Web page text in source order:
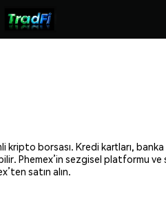
borsası. Kredi kartları,
Phemex’in sezgisel platformu
satın alın.